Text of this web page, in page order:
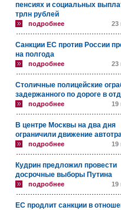
пенсиях и социальных
трлн рублей
подробнее 23
Санкции ЕС против России
на полгода
подробнее 23
Столичные полицейские
задержанного по дороге в
подробнее 19
В центре Москвы на два дня
ограничили движение
подробнее 19
Кудрин предложил провести
досрочные выборы Путина
подробнее 19
ЕС продлит санкции в